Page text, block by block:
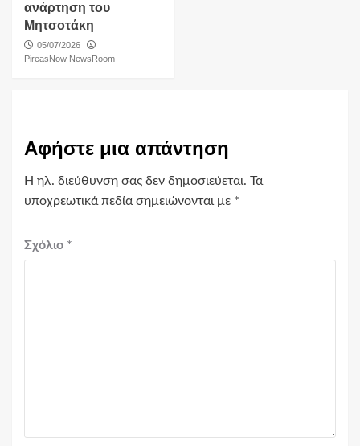
ανάρτηση του
Μητσοτάκη
05/07/2026
PireasNow NewsRoom
Αφήστε μια απάντηση
Η ηλ. διεύθυνση σας δεν δημοσιεύεται. Τα
υποχρεωτικά πεδία σημειώνονται με *
Σχόλιο *